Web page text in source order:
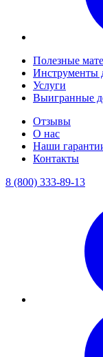
Полезные
Инструменты
Услуги
Выигранные
Отзывы
О нас
Наши
Контакты
8 (800) 333-89-13